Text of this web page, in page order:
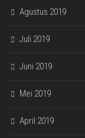
Agustus 2019
Juli 2019
Juni 2019
Mei 2019
April 2019